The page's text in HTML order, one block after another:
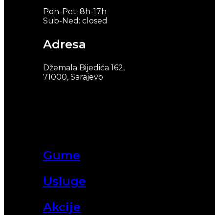
Gume
Usluge
Akcije
Pon-Pet: 8h-17h
Sub-Ned: closed
Adresa
Džemala Bijedića 162,
71000, Sarajevo